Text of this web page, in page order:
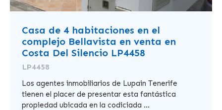
Casa de 4 habitaciones en el
complejo Bellavista en venta en
Costa Del Silencio LP4458
LP4458
Los agentes inmobiliarios de Lupain Tenerife
tienen el placer de presentar esta fantástica
propiedad ubicada en la codiciada ...